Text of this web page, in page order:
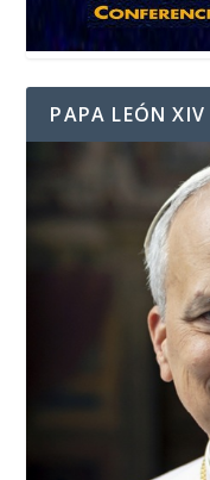
PAPA LEÓN XIV